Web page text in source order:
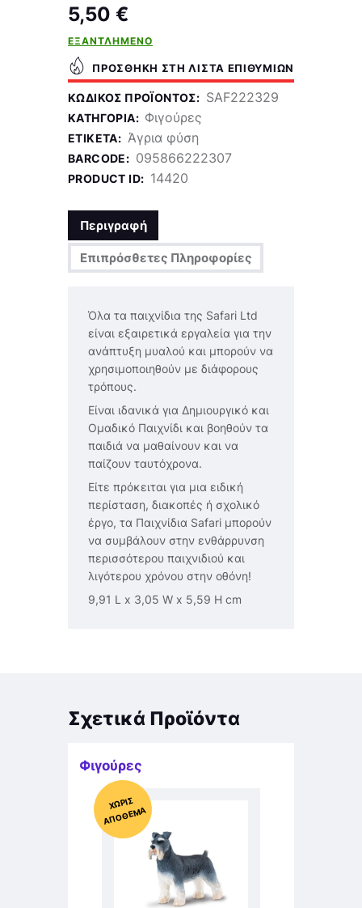
5,50 €
ΕΞΑΝΤΛΗΜΈΝΟ
ΠΡΟΣΘΉΚΗ ΣΤΗ ΛΊΣΤΑ ΕΠΙΘΥΜΙΏΝ
ΚΩΔΙΚΌΣ ΠΡΟΪΌΝΤΟΣ: SAF222329
ΚΑΤΗΓΟΡΊΑ: Φιγούρες
ΕΤΙΚΈΤΑ: Άγρια φύση
BARCODE: 095866222307
PRODUCT ID: 14420
Περιγραφή
Επιπρόσθετες Πληροφορίες
Όλα τα παιχνίδια της Safari Ltd
είναι εξαιρετικά εργαλεία για την
ανάπτυξη μυαλού και μπορούν να
χρησιμοποιηθούν με διάφορους
τρόπους.
Είναι ιδανικά για Δημιουργικό και
Ομαδικό Παιχνίδι και βοηθούν τα
παιδιά να μαθαίνουν και να
παίζουν ταυτόχρονα.
Είτε πρόκειται για μια ειδική
περίσταση, διακοπές ή σχολικό
έργο, τα Παιχνίδια Safari μπορούν
να συμβάλουν στην ενθάρρυνση
περισσότερου παιχνιδιού και
λιγότερου χρόνου στην οθόνη!
9,91 L x 3,05 W x 5,59 H cm
Σχετικά Προϊόντα
Φιγούρες
Χ
ΩΡΊΣ
Α
Π
Ό
ΘΕ
ΜΑ